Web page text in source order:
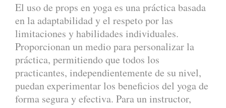
El uso de props en yoga es una práctica basada
en la adaptabilidad y el respeto por las
limitaciones y habilidades individuales.
Proporcionan un medio para personalizar la
práctica, permitiendo que todos los
practicantes, independientemente de su nivel,
puedan experimentar los beneficios del yoga de
forma segura y efectiva. Para un instructor,